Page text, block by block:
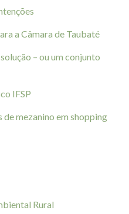
a Câmara de Taubaté
– ou um conjunto
IFSP
de mezanino em shopping
Rural